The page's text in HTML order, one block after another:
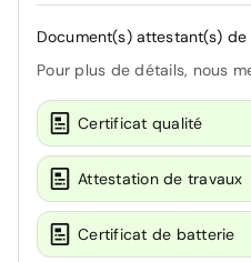
Document(s) attestant(s)
Pour plus de détails, nous
Certificat qualité
Attestation de travaux
Certificat de batterie